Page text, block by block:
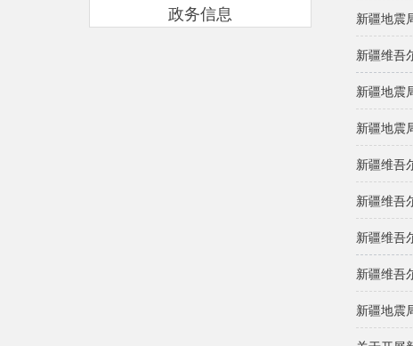
政务信息
新疆地震
新疆维吾
新疆地震
新疆地震
新疆维吾
新疆维吾
新疆维吾
新疆维吾
新疆地震